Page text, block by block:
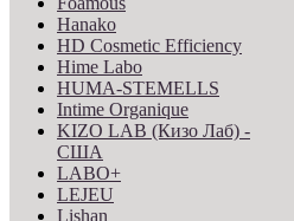
Hanako
HD Cosmetic Efficiency
Hime Labo
HUMA-STEMELLS
Intime Organique
KIZO LAB (Кизо Лаб) -
США
LABO+
LEJEU
Lishan